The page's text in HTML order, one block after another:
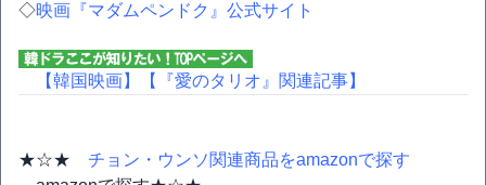
◇映画『マダムペンドク』公式サイト
【韓国映画】 【『愛のタリオ』関連記事】
★☆★ チョン・ウンソ関連商品をamazonで探す